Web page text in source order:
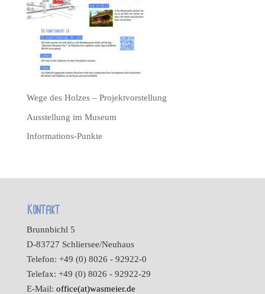
Wege des Holzes – Projektvorstellung
Ausstellung im Museum
Informations-Punkte
Kontakt
Brunnbichl 5
D-83727 Schliersee/Neuhaus
Telefon: +49 (0) 8026 - 92922-0
Telefax: +49 (0) 8026 - 92922-29
E-Mail: office(at)wasmeier.de